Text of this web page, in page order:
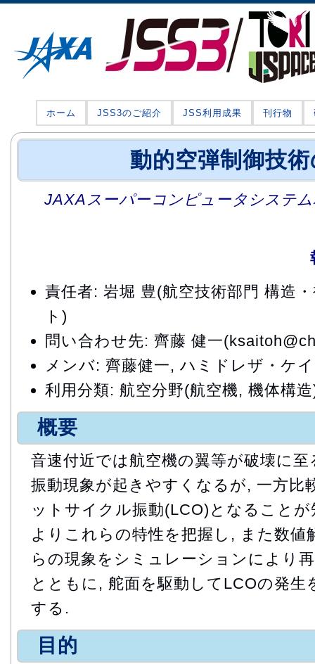
ホーム JSS3のご紹介 JSS利用成果 刊行物
動的空弾制御技
JAXAスーパーコンピュータシステ
責任者: 岩堀 豊(航空技術部門 構造
ト)
問い合わせ先: 齊藤 健一
メンバ: 齊藤健一, ハミドレザ・ケ
利用分類: 航空分野(航空機, 機体構
概要
音速付近では航空機の翼等が破壊に
振動現象が起きやすくなるが, 一方比
ットサイクル振動(LCO)となること
よりこれらの特性を把握し, また数値
らの現象をシミュレーションにより
とともに, 舵面を駆動してLCOの発生
する.
目的